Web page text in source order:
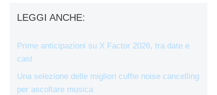
LEGGI ANCHE:
Prime anticipazioni su X Factor 2026, tra date e
cast
Una selezione delle migliori cuffie noise cancelling
per ascoltare musica